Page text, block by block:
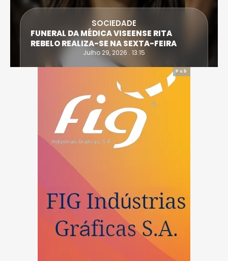
SOCIEDADE
FUNERAL DA MÉDICA VISEENSE RITA
REBELO REALIZA-SE NA SEXTA-FEIRA
Julho 29, 2026 . 13:15
Pub